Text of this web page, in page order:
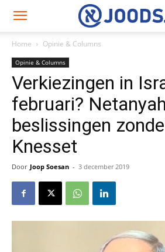
Home Opinie & Columns
Opinie & Columns
Verkiezingen in
februari?
beslissingen
Knesset
Door Joop Soesan - 3 december 2019